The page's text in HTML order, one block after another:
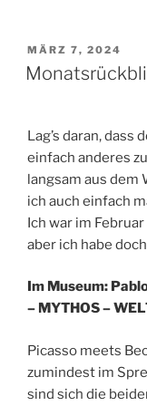
VERÖFFENTLICHT
AM
MÄRZ 7, 2024
Lag’s daran, dass
einfach anderes
langsam aus dem
ich auch einfach
Ich war im
aber ich habe
Im Museum:
– MYTHOS –
Picasso meets
zumindest im
sind sich die